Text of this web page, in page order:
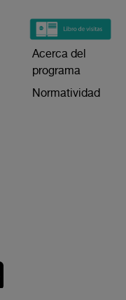
Acerca del
programa
Normatividad